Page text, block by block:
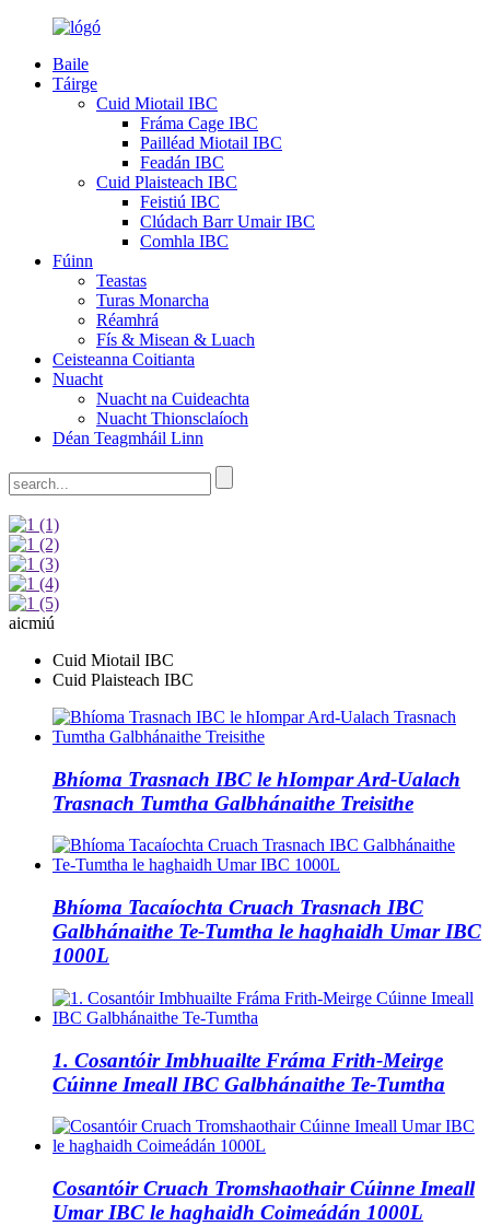
Baile
Táirge
Cuid Miotail IBC
Fráma Cage IBC
Pailléad Miotail IBC
Feadán IBC
Cuid Plaisteach IBC
Feistiú IBC
Clúdach Barr Umair IBC
Comhla IBC
Fúinn
Teastas
Turas Monarcha
Réamhrá
Fís & Misean & Luach
Ceisteanna Coitianta
Nuacht
Nuacht na Cuideachta
Nuacht Thionsclaíoch
Déan Teagmháil Linn
aicmiú
Cuid Miotail IBC
Cuid Plaisteach IBC
Bhíoma Trasnach IBC le hIompar Ard-Ualach
Trasnach Tumtha Galbhánaithe Treisithe
Bhíoma Tacaíochta Cruach Trasnach IBC
Galbhánaithe Te-Tumtha le haghaidh Umar IBC
1000L
1. Cosantóir Imbhuailte Fráma Frith-Meirge
Cúinne Imeall IBC Galbhánaithe Te-Tumtha
Cosantóir Cruach Tromshaothair Cúinne Imeall
Umar IBC le haghaidh Coimeádán 1000L